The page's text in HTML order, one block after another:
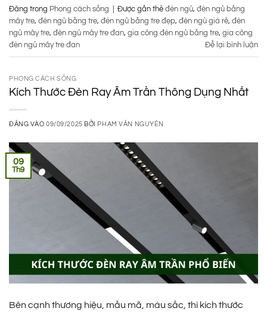
Đăng trong Phong cách sống Được gắn thẻ đèn ngủ, đèn ngủ bằng
mây tre, đèn ngủ bằng tre, đèn ngủ bằng tre đẹp, đèn ngủ giá rẻ, đèn
ngủ mây tre, đèn ngủ mây tre đan, gia công đèn ngủ bằng tre, gia công
đèn ngủ mây tre đan
Để lại bình luận
PHONG CÁCH SỐNG
Kích Thước Đèn Ray Âm Trần Thông Dụng Nhất
ĐĂNG VÀO09/09/2025 BỞI PHẠM VĂN NGUYÊN
09
Th9
Bên cạnh thương hiệu, mẫu mã, màu sắc, thì kích thước